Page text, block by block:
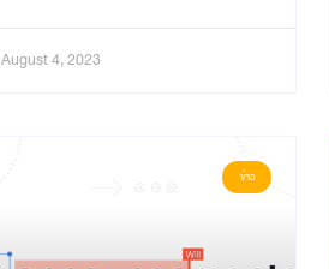
August 4, 2023
ข่าว